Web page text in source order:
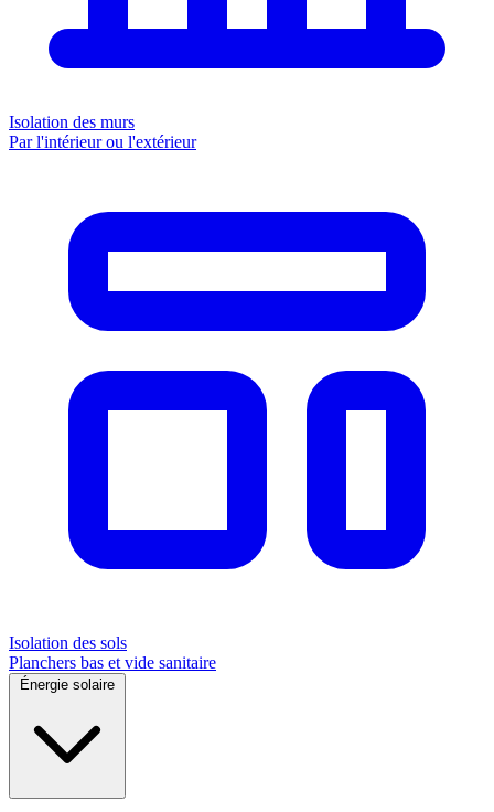
Isolation des murs
Par l'intérieur ou l'extérieur
Isolation des sols
Planchers bas et vide sanitaire